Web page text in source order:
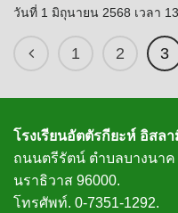
วันที่ 1 มิถุนายน 2568 เวลา
1 2 3
โรงเรียนอัตตัรกียะห์ อิสล
ถนนตรีรัตน์ ตำบลบางนาค
นราธิวาส 96000.
โทรศัพท์. 0-7351-1292.